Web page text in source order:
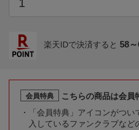
楽天IDで決済すると 58
会員特典
こちらの商品は会員
「会員特典」アイコンがつ
入しているファンクラブな